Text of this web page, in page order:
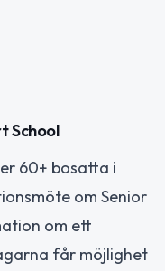
School
60+ bosatta i
om Senior
om ett
får möjlighet